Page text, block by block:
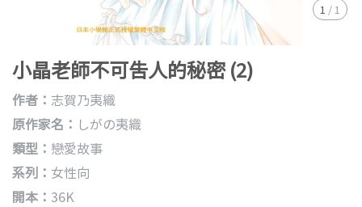
1 / 1
小晶老師不可告人的秘密 (2)
作者： 志賀乃夷織
原作家名： しがの夷織
類型： 戀愛故事
系列： 女性向
開本： 36K